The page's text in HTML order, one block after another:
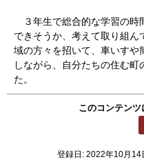
３年生で総合的な学習の時
できそうか、考えて取り組
域の方々を招いて、車いすや
しながら、自分たちの住む
た。
このコンテン
登録日: 2022年10月14